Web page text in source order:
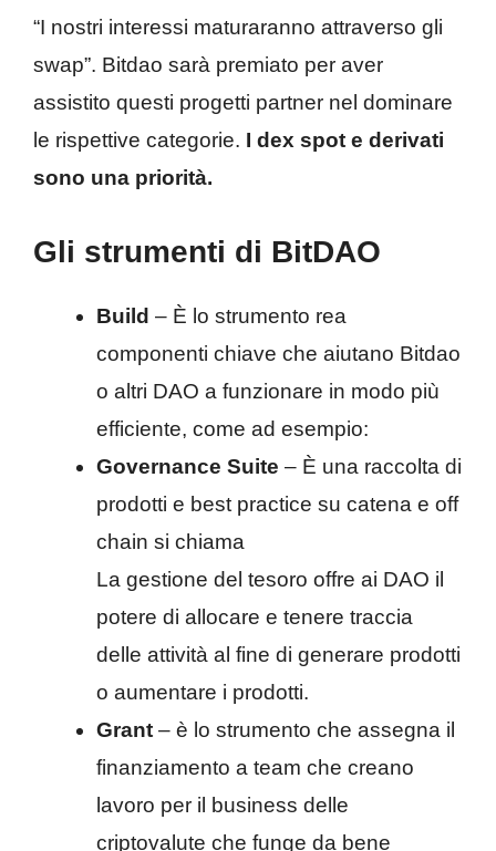
“I nostri interessi maturaranno attraverso gli
swap”. Bitdao sarà premiato per aver
assistito questi progetti partner nel dominare
le rispettive categorie. I dex spot e derivati
sono una priorità.
Gli strumenti di BitDAO
Build – È lo strumento rea
componenti chiave che aiutano Bitdao
o altri DAO a funzionare in modo più
efficiente, come ad esempio:
Governance Suite – È una raccolta di
prodotti e best practice su catena e off
chain si chiama
La gestione del tesoro offre ai DAO il
potere di allocare e tenere traccia
delle attività al fine di generare prodotti
o aumentare i prodotti.
Grant – è lo strumento che assegna il
finanziamento a team che creano
lavoro per il business delle
criptovalute che funge da bene